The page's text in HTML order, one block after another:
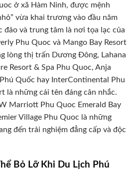
ở xã Hàm Ninh, được mệnh
vừa khai trương vào đầu năm
đảo và trung tâm là nơi tọa lạc của
Phu Quoc và Mango Bay Resort
lòng thị trấn Dương Đông, Lahana
Resort & Spa Phu Quoc, Anja
Quốc hay InterContinental Phu
là những cái tên đáng cân nhắc.
Marriott Phu Quoc Emerald Bay
Village Phu Quoc là những
đến trải nghiệm đẳng cấp và độc
Bỏ Lỡ Khi Du Lịch Phú